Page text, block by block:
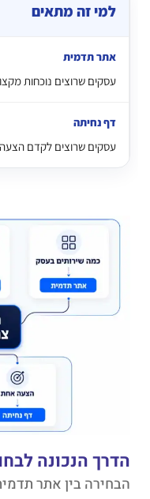
למי זה מתאים
עסקים שרוצים נוכחות
עסקים שרוצים לקדם
הדרך הנכונה
הבחירה בין אתר